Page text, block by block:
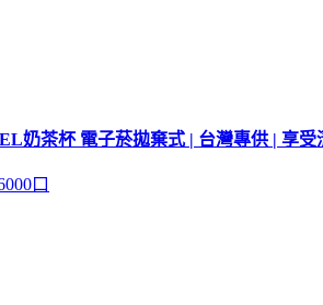
奶茶杯 電子菸拋棄式 | 台灣專供 | 享
口